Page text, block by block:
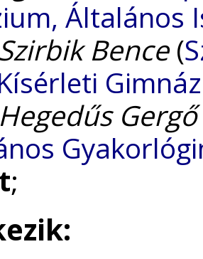
Általános
Szirbik Bence(
Hegedűs Gergő
;